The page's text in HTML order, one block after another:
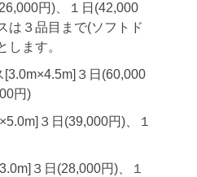
円)、１日(42,000
は３品目まで(ソフトド
します。
[3.0m×4.5m]３日(60,000
円)
３日(39,000円)、１
３日(28,000円)、１